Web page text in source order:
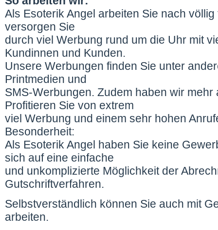
Als Esoterik Angel arbeiten Sie nach
versorgen Sie
durch viel Werbung rund um die Uhr mit
Kundinnen und Kunden.
Unsere Werbungen finden Sie unter
Printmedien und
SMS-Werbungen. Zudem haben wir
Profitieren Sie von extrem
viel Werbung und einem sehr hohen
Besonderheit:
Als Esoterik Angel haben Sie keine
sich auf eine einfache
und unkomplizierte Möglichkeit der
Gutschriftverfahren.
Selbstverständlich können Sie auch mit
arbeiten.